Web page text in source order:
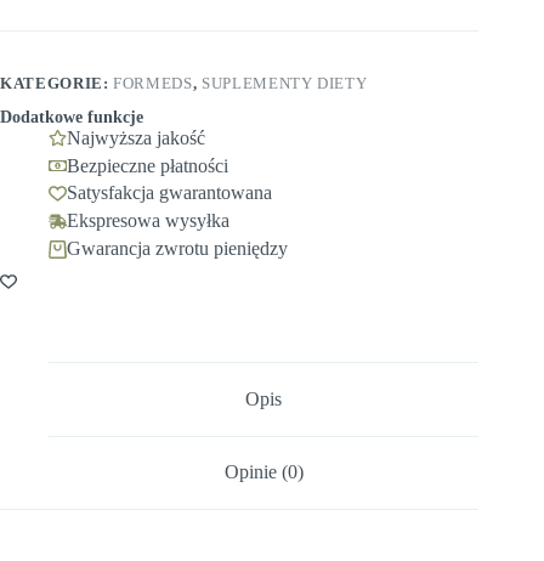
KATEGORIE:FORMEDS, SUPLEMENTY DIETY
Dodatkowe funkcje
Najwyższa jakość
Bezpieczne płatności
Satysfakcja gwarantowana
Ekspresowa wysyłka
Gwarancja zwrotu pieniędzy
Opis
Opinie (0)